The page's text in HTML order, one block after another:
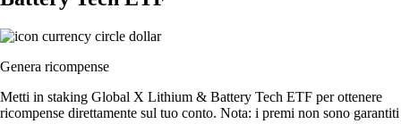
Genera ricompense
Metti in staking Global X Lithium & Battery Tech ETF per ottenere
ricompense direttamente sul tuo conto. Nota: i premi non sono garantiti